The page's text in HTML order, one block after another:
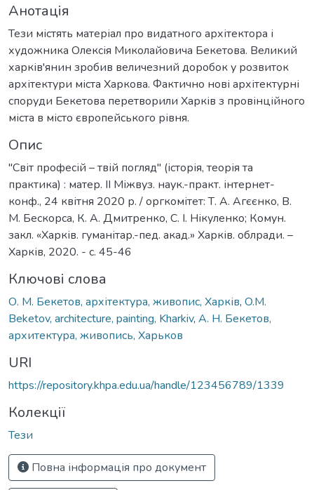
Анотація
Тези містять матеріал про видатного архітектора і
художника Олексія Миколайовича Бекетова. Великий
харків'янин зробив величезний доробок у розвиток
архітектури міста Харкова. Фактично нові архітектурні
споруди Бекетова перетворили Харків з провінційного
міста в місто європейського рівня.
Опис
"Світ професій – твій погляд" (історія, теорія та
практика) : матер. ІІ Міжвуз. наук.-практ. інтернет-
конф., 24 квітня 2020 р. / оргкомітет: Т. А. Агєєнко, В.
М. Бескорса, К. А. Дмитренко, С. І. Нікуленко; Комун.
закл. «Харків. гуманітар.-пед. акад.» Харків. облради. –
Харків, 2020. - с. 45-46
Ключові слова
О. М. Бекетов, архітектура, живопис, Харків, O.M.
Beketov, architecture, painting, Kharkiv, А. Н. Бекетов,
архитектура, живопись, Харьков
URI
https://repository.khpa.edu.ua/handle/123456789/1339
Колекції
Тези
Повна інформація про документ